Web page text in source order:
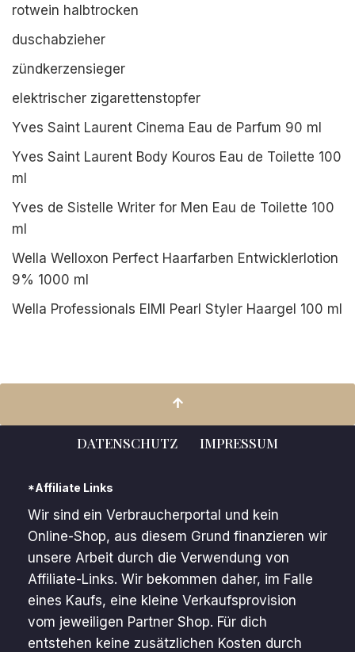
rotwein halbtrocken
duschabzieher
zündkerzensieger
elektrischer zigarettenstopfer
Yves Saint Laurent Cinema Eau de Parfum 90 ml
Yves Saint Laurent Body Kouros Eau de Toilette 100
ml
Yves de Sistelle Writer for Men Eau de Toilette 100
ml
Wella Welloxon Perfect Haarfarben Entwicklerlotion
9% 1000 ml
Wella Professionals EIMI Pearl Styler Haargel 100 ml
DATENSCHUTZ IMPRESSUM
*Affiliate Links
Wir sind ein Verbraucherportal und kein
Online-Shop, aus diesem Grund finanzieren wir
unsere Arbeit durch die Verwendung von
Affiliate-Links. Wir bekommen daher, im Falle
eines Kaufs, eine kleine Verkaufsprovision
vom jeweiligen Partner Shop. Für dich
entstehen keine zusätzlichen Kosten durch